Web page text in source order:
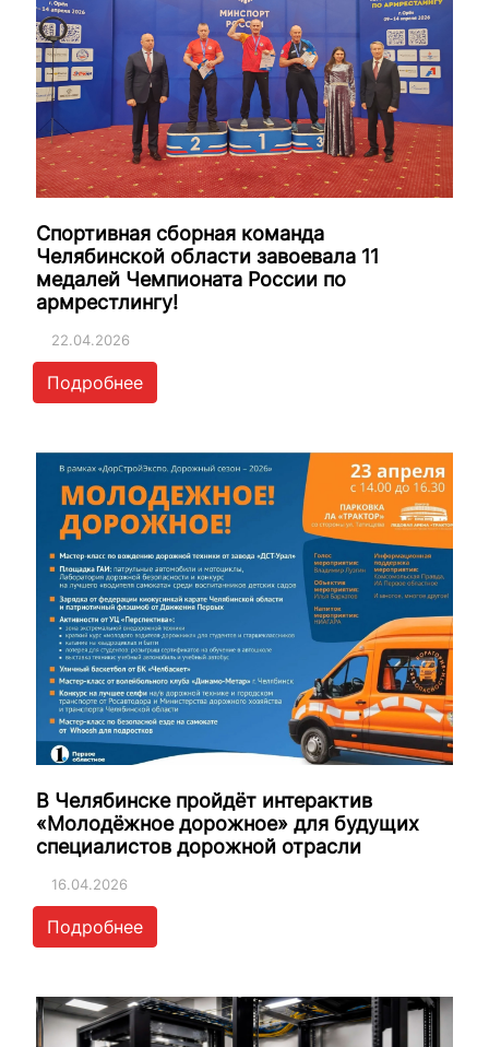
Спортивная сборная команда
Челябинской области завоевала 11
медалей Чемпионата России по
армрестлингу!
22.04.2026
Подробнее
В Челябинске пройдёт интерактив
«Молодёжное дорожное» для будущих
специалистов дорожной отрасли
16.04.2026
Подробнее